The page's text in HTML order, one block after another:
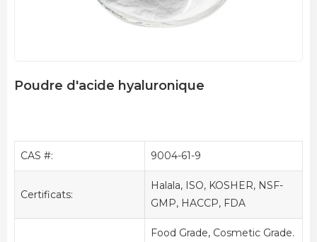
Poudre d'acide hyaluronique
CAS #: 9004-61-9
Certificats:
Halala, ISO, KOSHER, NSF-
GMP, HACCP, FDA
Food Grade, Cosmetic Grade.